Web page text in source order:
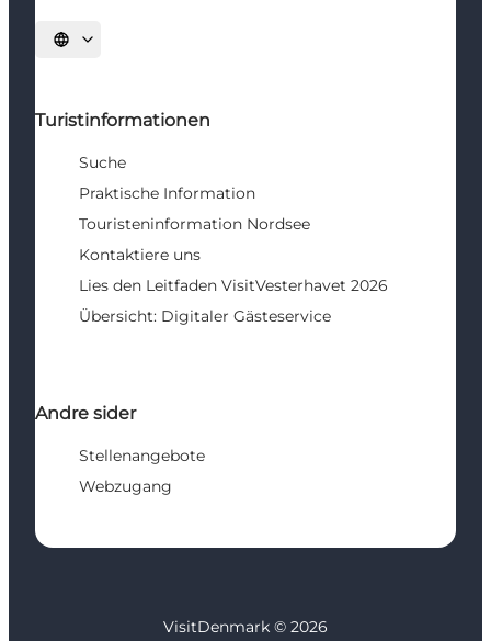
Sprache auswählen
Turistinformationen
Suche
Praktische Information
Touristeninformation Nordsee
Kontaktiere uns
Lies den Leitfaden VisitVesterhavet 2026
Übersicht: Digitaler Gästeservice
Andre sider
Stellenangebote
Webzugang
VisitDenmark © 2026